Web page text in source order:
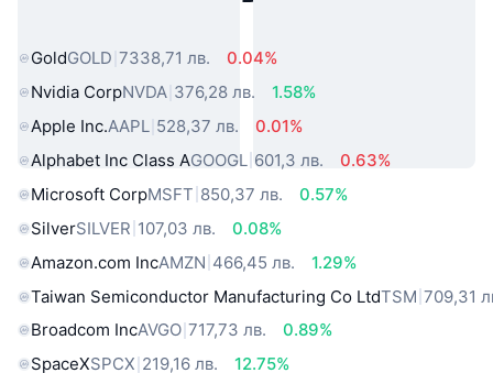
GoldGOLD 7338,71 лв.
0.04%
Nvidia CorpNVDA 376,28 лв.
1.58%
Apple Inc.AAPL 528,37 лв.
0.01%
Alphabet Inc Class AGOOGL 601,3 лв.
0.63%
Microsoft CorpMSFT 850,37 лв.
0.57%
SilverSILVER 107,03 лв.
0.08%
Amazon.com IncAMZN 466,45 лв.
1.29%
Taiwan Semiconductor Manufacturing Co LtdTSM 709,31
Broadcom IncAVGO 717,73 лв.
0.89%
SpaceXSPCX 219,16 лв.
12.75%